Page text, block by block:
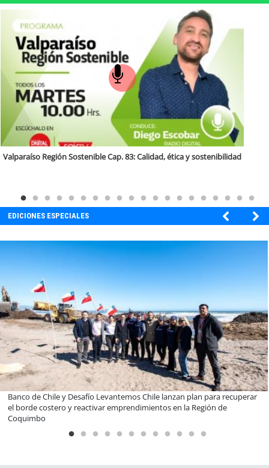
soyvaldivia
soyosorno
soy
soychiloé
Tarapacá región sostenible Cap 64. Recuperación de vegas y Bofedales
EDICIONES ESPECIALES
EBI Chile reúne a expertos para abordar desafíos de inversión e
infraestructura en gestión circular de residuos